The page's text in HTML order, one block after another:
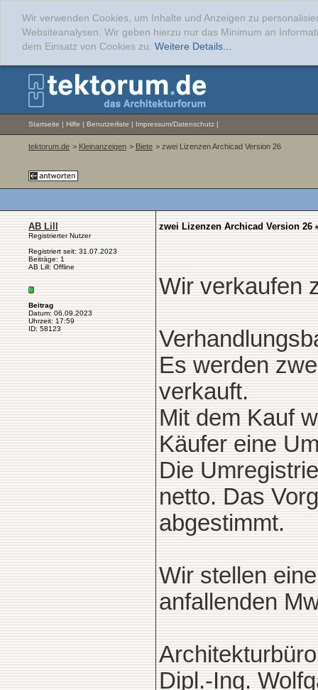
Wir verwenden Cookies, um Inhalte und Anzeigen zu
Websiteanalysen. Wir geben hierzu nur das Minimum an
dem Einsatz von Cookies zu. Weitere Details...
Startseite | Hilfe | Benutzerliste | Impressum/Datenschutz |
tektorum.de > Kleinanzeigen > Biete > zwei Lizenzen Archicad Version 26
AB Lill
Registrierter Nutzer
Registriert seit: 31.07.2023
Beiträge: 1
AB Lill: Offline
Beitrag
Datum: 06.09.2023
Uhrzeit: 17:59
ID: 58123
zwei Lizenzen Archicad Version 26
Wir verkaufen
Es werden
verkauft.
Mit dem Kauf
Käufer eine
Die
netto. Das
abgestimmt.
Wir stellen
anfallenden
Architekturbüro
Dipl.-Ing.